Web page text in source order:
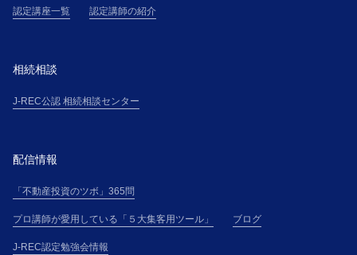
認定講座一覧 認定講師の紹介
相続相談
J-REC公認 相続相談センター
配信情報
「不動産投資のツボ」365問
プロ講師が愛用している「５大集客用ツール」 ブログ
J-REC認定勉強会情報